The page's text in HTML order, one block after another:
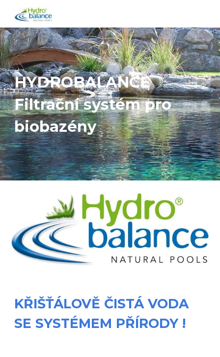
Skip to main content
HYDROBALANCE
Filtrační systém pro
biobazény
KŘIŠŤÁLOVĚ ČISTÁ VODA
SE SYSTÉMEM PŘÍRODY !